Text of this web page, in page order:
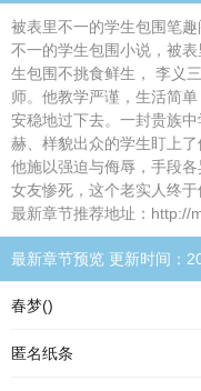
被表里不一的学生包围笔
不一的学生包围小说，被
生包围不挑食鲜生， 李义
师。他教学严谨，生活简
安稳地过下去。一封贵族
赫、样貌出众的学生盯上
他施以强迫与侮辱，手段
女友惨死，这个老实人终
最新章节推荐地址：http://
最新章节预览 更新时间：
春梦()
匿名纸条